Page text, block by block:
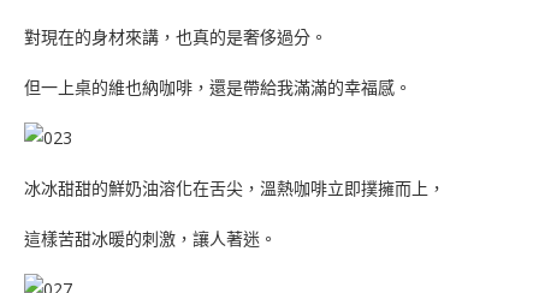
對現在的身材來講，也真的是奢侈過分。
但一上桌的維也納咖啡，還是帶給我滿滿的幸福感。
冰冰甜甜的鮮奶油溶化在舌尖，溫熱咖啡立即撲擁而上，
這樣苦甜冰暖的刺激，讓人著迷。